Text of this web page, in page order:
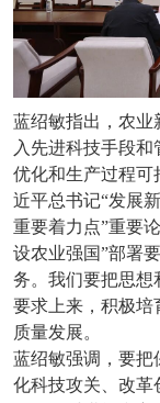
蓝绍敏指出，农业
入先进科技手段
优化和生产过程可
近平总书记“发展
重要着力点”重要
设农业强国”部署
务。我们要把思想
要求上来，积极培
质量发展。
蓝绍敏强调，要把
化科技攻关、改革